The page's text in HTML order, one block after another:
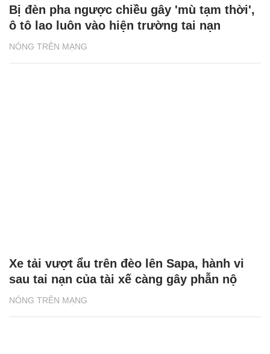
NÓNG TRÊN MẠNG
Bị đèn pha ngược chiều gây 'mù tạm thời',
ô tô lao luôn vào hiện trường tai nạn
NÓNG TRÊN MẠNG
Xe tải vượt ẩu trên đèo lên Sapa, hành vi
sau tai nạn của tài xế càng gây phẫn nộ